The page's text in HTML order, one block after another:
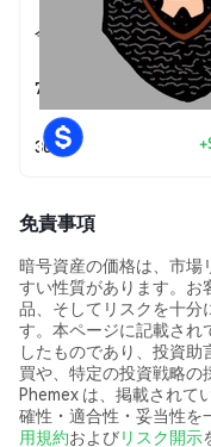
今日 +
7日 +
30日 +
免責事項
暗号資産の価格は、市場
すい性質があります。お
品、そしてリスクを十分
す。本ページに記載され
したものであり、投資
買や、特定の投資戦略の
Phemex は、掲載されて
確性・適合性・妥当性を
用規約およびリスク開示